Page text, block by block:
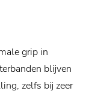
grip in
blijven
zelfs bij zeer